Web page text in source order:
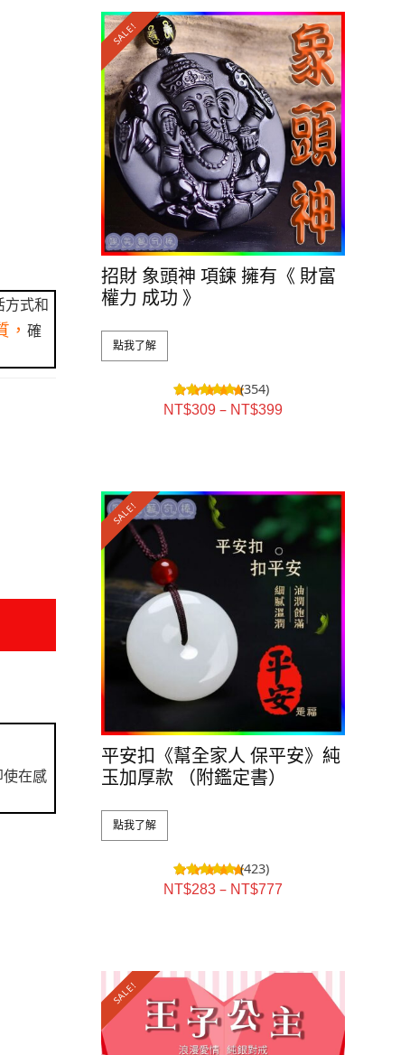
方式和
確
在感
SALE!
招財 象頭神 項鍊 擁有《 財富
權力 成功 》
點我了解
(354)
NT$309 – NT$399
SALE!
平安扣《幫全家人 保平安》純
玉加厚款 （附鑑定書）
點我了解
(423)
NT$283 – NT$777
SALE!